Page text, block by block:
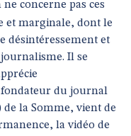
concerne pas ces
et marginale, dont le
désintéressement et
Il se
du journal
la Somme, vient de
la vidéo de